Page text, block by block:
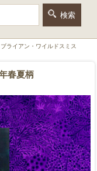
ライアン・ワイルドスミス
春夏柄